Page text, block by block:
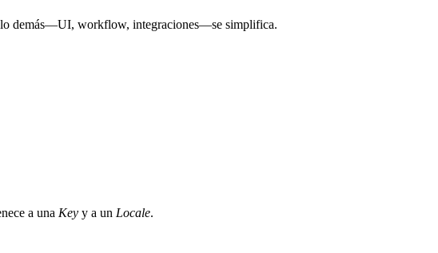
lo demás—UI, workflow, integraciones—se simplifica.
a una Key y a un Locale.